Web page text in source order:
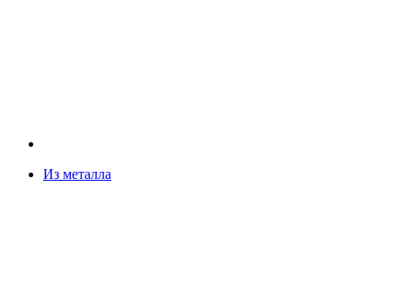
Из металла